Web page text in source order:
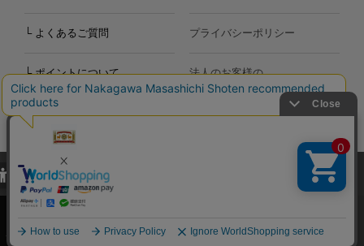
└ よくあるご質問
└ ポイントについて
お問い合わせ
プライバシーポリシー
法人のお客様の
お問い合わせ
Copyright©2000-2026
Nakagawa Masashichi Shoten All Rights Reserved.
当サイトでは、当サイト内における閲覧履歴・属性情報などの取得およ
び利便性向上のためにクッキー（Cookie）を使用いたします。詳細に
関しては「プライバシーポリシー
承諾する